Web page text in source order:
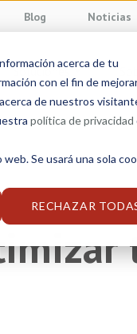
acerca de tu
con el fin de
de nuestros
política de privacidad
Se usará una sola
RECHAZAR
Blog Noticias
Soluciones